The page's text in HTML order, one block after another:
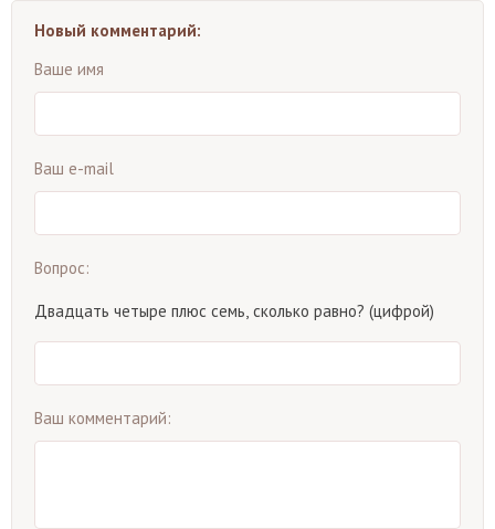
Новый комментарий:
Ваше имя
Ваш e-mail
Вопрос:
Двадцать четыре плюс семь, сколько равно? (цифрой)
Ваш комментарий: